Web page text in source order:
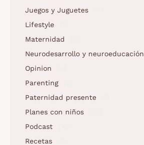
Juegos y Juguetes
Lifestyle
Maternidad
Neurodesarrollo y neuroeducación
Opinion
Parenting
Paternidad presente
Planes con niños
Podcast
Recetas